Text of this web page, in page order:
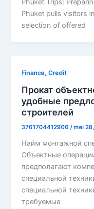
Phuket Trips:
Phuket pulls visitors
selection of offered
Finance, Credit
Прокат
удобные
строителей
3761704412906 /mei
Найм монтажной
Объектные
предполагают
специальной
специальной
требуемые